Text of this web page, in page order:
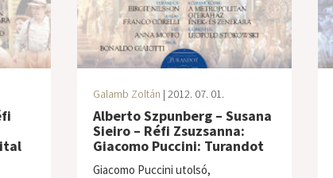
Galamb Zoltán | 2012. 07. 01.
Alberto Szpunberg – Susana
Sieiro – Réfi Zsuzsanna:
Giacomo Puccini: Turandot
Giacomo Puccini utolsó,